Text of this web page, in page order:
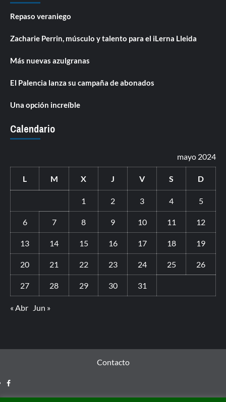
Repaso veraniego
Zacharie Perrin, músculo y talento para el iLerna Lleida
Más nuevas azulgranas
El Palencia lanza su campaña de abonados
Una opción increíble
Calendario
mayo 2024
L M X J V S D
1 2 3 4 5
6 7 8 9 10 11 12
13 14 15 16 17 18 19
20 21 22 23 24 25 26
27 28 29 30 31
« Abr Jun »
Contacto